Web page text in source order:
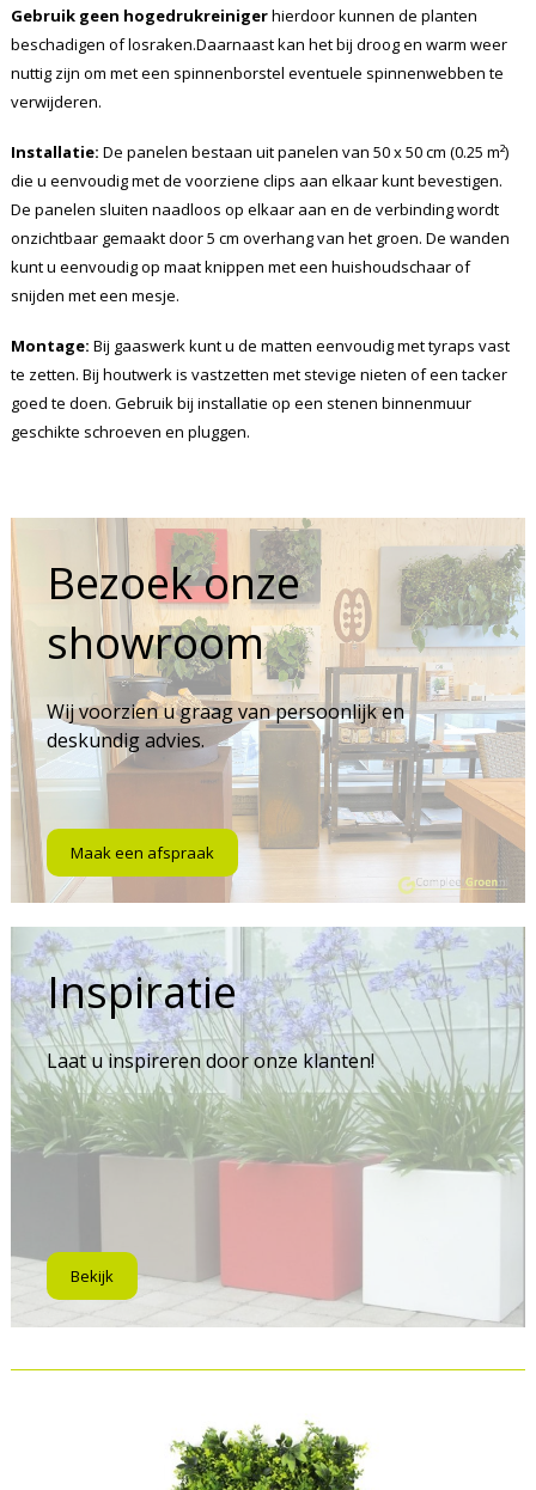
Gebruik geen hogedrukreinigerhierdoor kunnen de planten
beschadigen of losraken.Daarnaast kan het bij droog en warm weer
nuttig zijn om met een spinnenborstel eventuele spinnenwebben te
verwijderen.
Installatie: De panelen bestaan uit panelen van 50 x 50 cm (0.25 m²)
die u eenvoudig met de voorziene clips aan elkaar kunt bevestigen.
De panelen sluiten naadloos op elkaar aan en de verbinding wordt
onzichtbaar gemaakt door 5 cm overhang van het groen. De wanden
kunt u eenvoudig op maat knippen met een huishoudschaar of
snijden met een mesje.
Montage: Bij gaaswerk kunt u de matten eenvoudig met tyraps vast
te zetten. Bij houtwerk is vastzetten met stevige nieten of een tacker
goed te doen. Gebruik bij installatie op een stenen binnenmuur
geschikte schroeven en pluggen.
Bezoek onze
showroom
Wij voorzien u graag van persoonlijk en
deskundig advies.
Maak een afspraak
Inspiratie
Laat u inspireren door onze klanten!
Bekijk